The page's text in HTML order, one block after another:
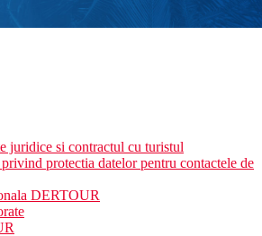
juridice si contractul cu turistul
protectia datelor pentru contactele de
DERTOUR